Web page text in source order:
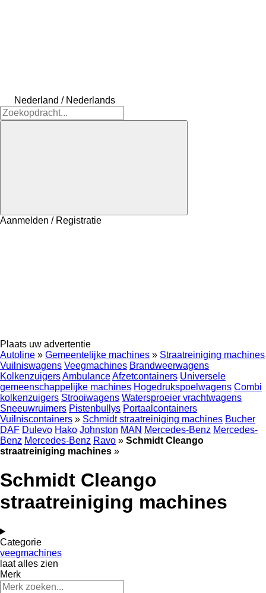
Nederland / Nederlands
Aanmelden / Registratie
Plaats uw advertentie
Autoline » Gemeentelijke machines » Straatreiniging machines
Vuilniswagens Veegmachines Brandweerwagens
KolkenzuigersAmbulanceAfzetcontainers Universele
gemeenschappelijke machines Hogedrukspoelwagens Combi
kolkenzuigers Strooiwagens Watersproeier vrachtwagens
Sneeuwruimers Pistenbullys Portaalcontainers
Vuilniscontainers » Schmidt straatreiniging machines Bucher
DAF Dulevo Hako Johnston MAN Mercedes-Benz Mercedes-
Benz Mercedes-Benz Ravo » Schmidt Cleango
straatreiniging machines »
Schmidt Cleango
straatreiniging machines
Categorie
veegmachines
laat alles zien
Merk